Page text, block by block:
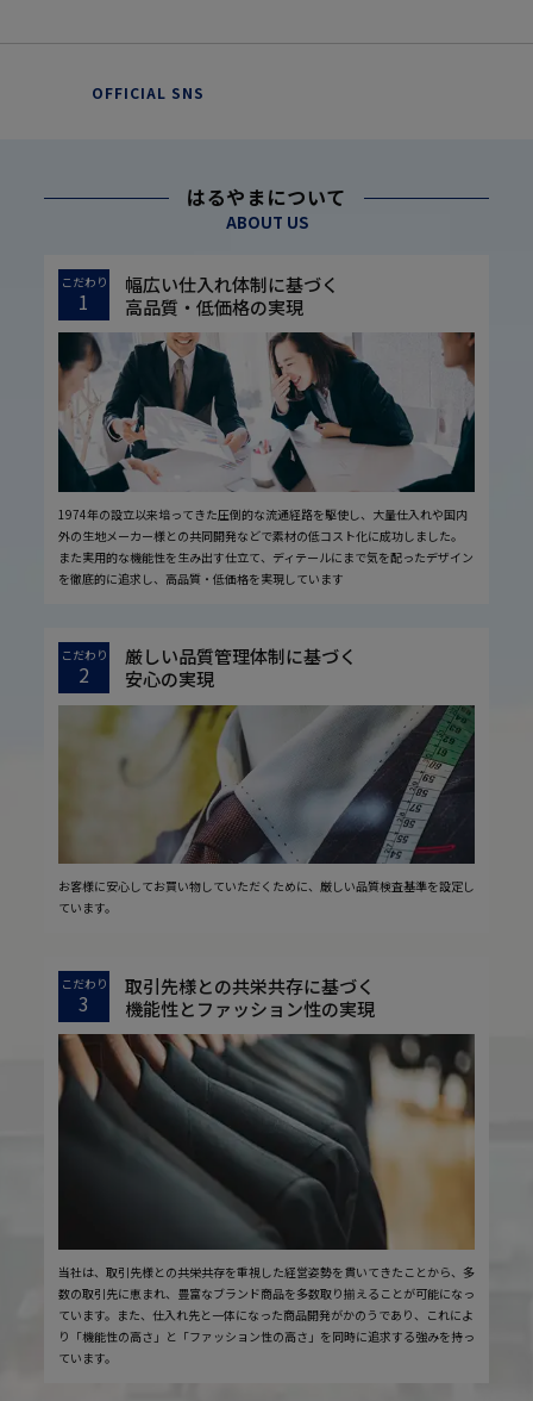
OFFICIAL SNS
はるやまについて
ABOUT US
こだわり
1
幅広い仕入れ体制に基づく
高品質・低価格の実現
1974年の設立以来培ってきた圧倒的な流通経路を駆使し、大量仕入れや国内
外の生地メーカー様との共同開発などで素材の低コスト化に成功しました。
また実用的な機能性を生み出す仕立て、ディテールにまで気を配ったデザイン
を徹底的に追求し、高品質・低価格を実現しています
こだわり
2
厳しい品質管理体制に基づく
安心の実現
お客様に安心してお買い物していただくために、厳しい品質検査基準を設定し
ています。
こだわり
3
取引先様との共栄共存に基づく
機能性とファッション性の実現
当社は、取引先様との共栄共存を重視した経営姿勢を貫いてきたことから、多
数の取引先に恵まれ、豊富なブランド商品を多数取り揃えることが可能になっ
ています。また、仕入れ先と一体になった商品開発がかのうであり、これによ
り「機能性の高さ」と「ファッション性の高さ」を同時に追求する強みを持っ
ています。